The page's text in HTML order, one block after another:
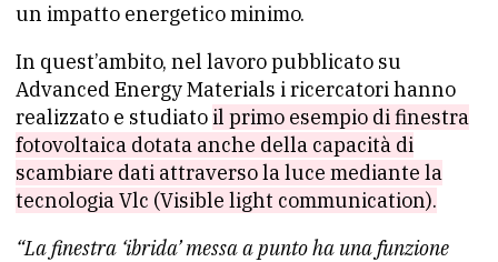
un impatto energetico minimo.
In quest’ambito, nel lavoro pubblicato su
Advanced Energy Materials i ricercatori hanno
realizzato e studiatoil primo esempio di finestra
fotovoltaica dotata anche della capacità di
scambiare dati attraverso la luce mediante la
tecnologia Vlc (Visible light communication).
“La finestra ‘ibrida’ messa a punto ha una funzione